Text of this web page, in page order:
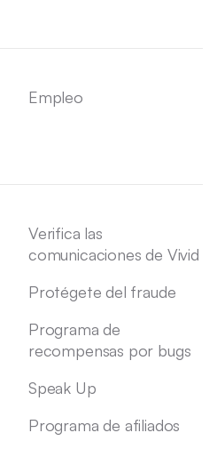
Empleo
Verifica las
comunicaciones de Vivid
Protégete del fraude
Programa de
recompensas por bugs
Speak Up
Programa de afiliados